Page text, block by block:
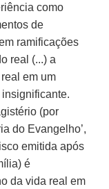
como
de
ramificações
real (...) a
em um
(por
do Evangelho’,
emitida após
é
da vida real em